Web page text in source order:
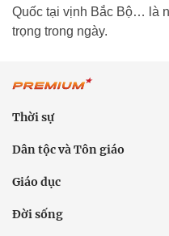
Quốc tại vịnh Bắc Bộ… là
trọng trong ngày.
Thời sự
Dân tộc và Tôn giáo
Giáo dục
Đời sống